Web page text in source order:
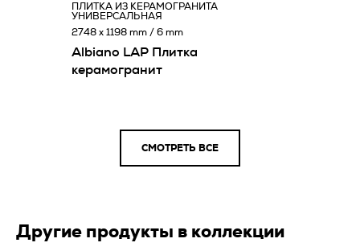
Albiano LAP Плитка
керамогранит
ПЛИТКА ИЗ КЕРАМОГРАНИТА
УНИВЕРСАЛЬНАЯ
2748 x 1198 mm / 6 mm
СМОТРЕТЬ ВСЕ
Другие продукты в коллекции